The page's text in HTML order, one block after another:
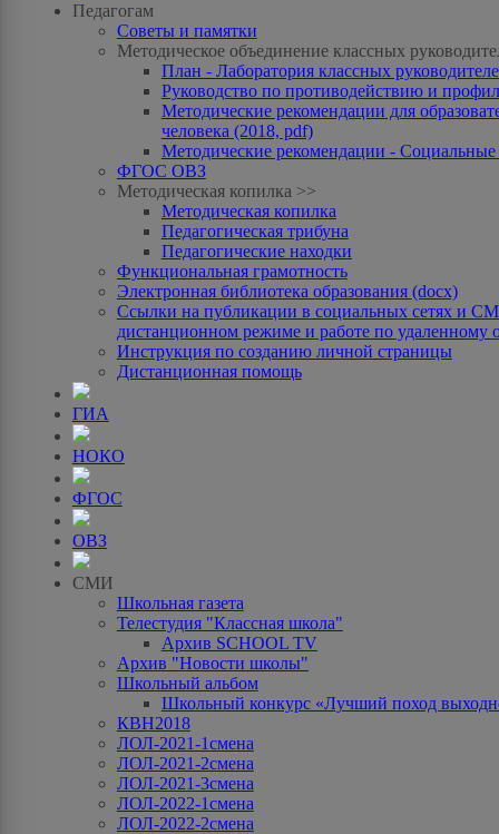
Педагогам
Советы и памятки
Методическое объединение классных
План - Лаборатория классных
Руководство по противодействию и
Методические рекомендации для
человека (2018, pdf)
Методические рекомендации -
ФГОС ОВЗ
Методическая копилка >>
Методическая копилка
Педагогическая трибуна
Педагогические находки
Функциональная грамотность
Электронная библиотека образования (docx)
Ссылки на публикации в социальных сетях и
дистанционном режиме и работе по удаленному
Инструкция по созданию личной страницы
Дистанционная помощь
ГИА
НОКО
ФГОС
ОВЗ
СМИ
Школьная газета
Телестудия "Классная школа"
Архив SCHOOL TV
Архив "Новости школы"
Школьный альбом
Школьный конкурс «Лучший поход
КВН2018
ЛОЛ-2021-1смена
ЛОЛ-2021-2смена
ЛОЛ-2021-3смена
ЛОЛ-2022-1смена
ЛОЛ-2022-2смена